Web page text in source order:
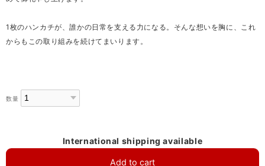
1枚のハンカチが、誰かの日常を支える力になる。そんな想いを胸に、これ
からもこの取り組みを続けてまいります。
数量
International shipping available
Add to cart